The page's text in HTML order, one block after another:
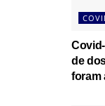
de
foram